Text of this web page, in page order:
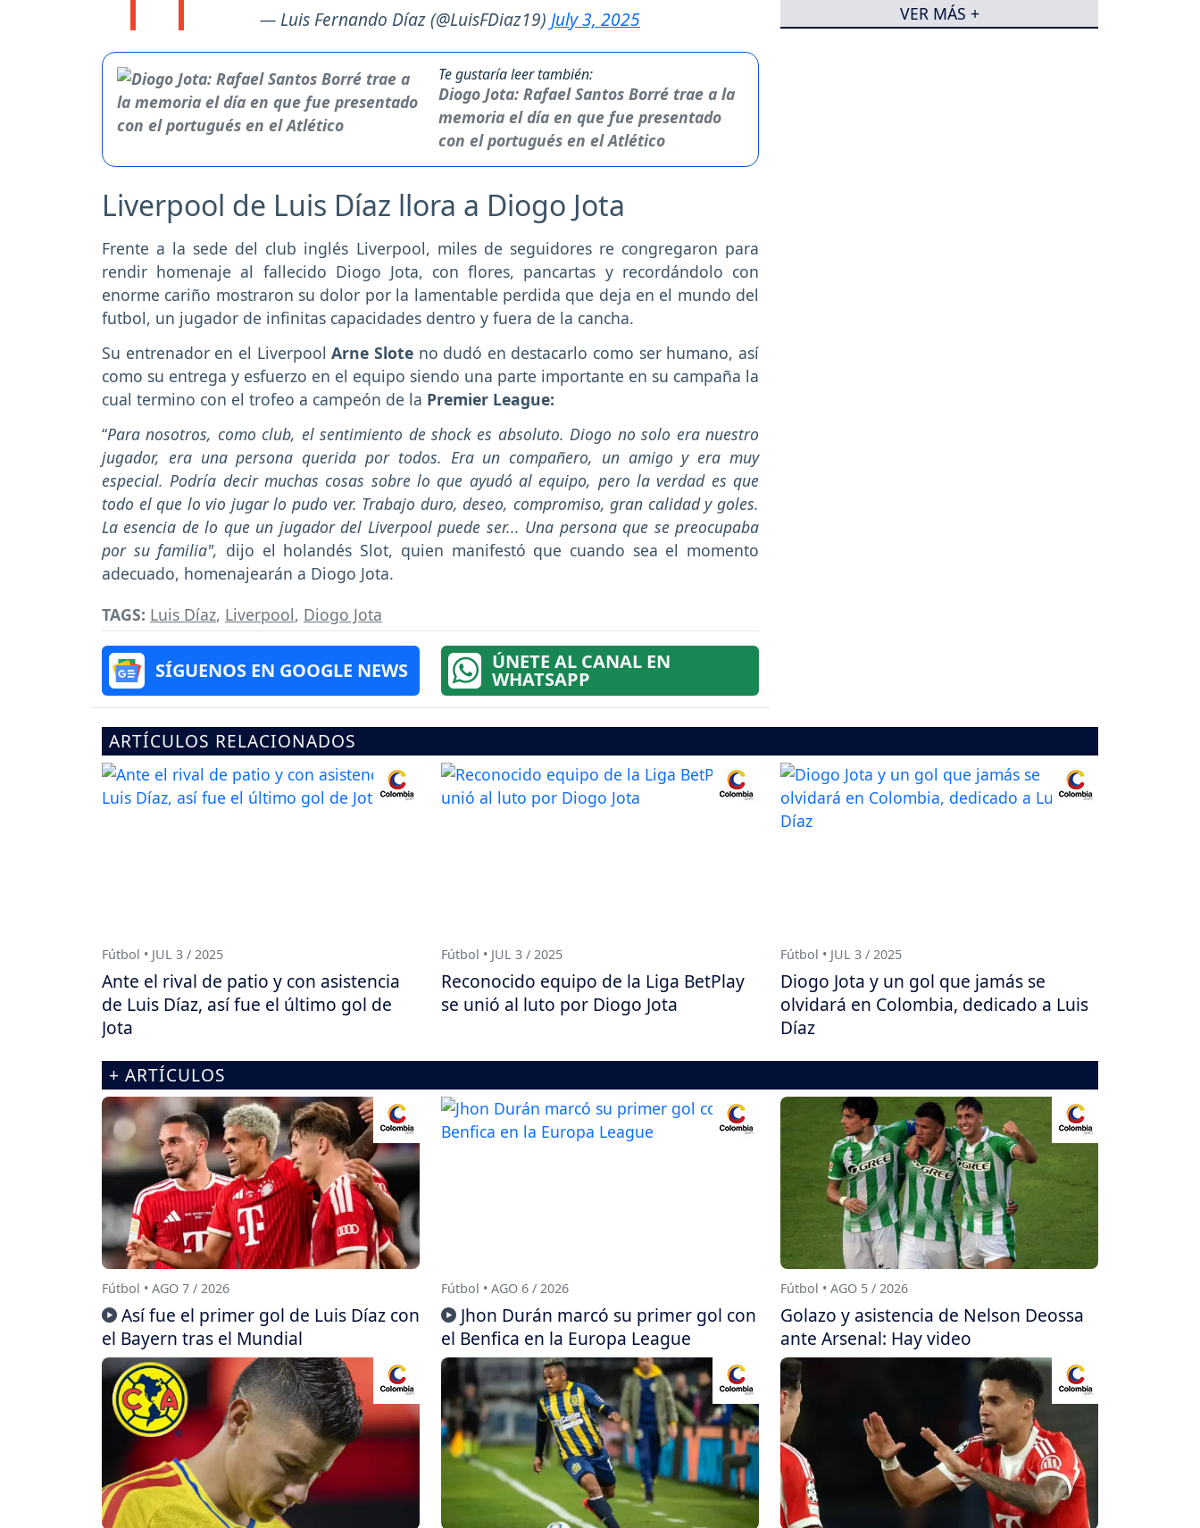
— Luis Fernando Díaz (@LuisFDiaz19) July 3, 2025
Te gustaría leer también:
Diogo Jota: Rafael Santos Borré trae a la
memoria el día en que fue presentado
con el portugués en el Atlético
Liverpool de Luis Díaz llora a Diogo Jota
Frente a la sede del club inglés Liverpool, miles de seguidores re congregaron para
rendir homenaje al fallecido Diogo Jota, con flores, pancartas y recordándolo con
enorme cariño mostraron su dolor por la lamentable perdida que deja en el mundo del
futbol, un jugador de infinitas capacidades dentro y fuera de la cancha.
Su entrenador en el LiverpoolArne Sloteno dudó en destacarlo como ser humano, así
como su entrega y esfuerzo en el equipo siendo una parte importante en su campaña la
cual termino con el trofeo a campeón de la Premier League:
“Para nosotros, como club, el sentimiento de shock es absoluto. Diogo no solo era nuestro
jugador, era una persona querida por todos. Era un compañero, un amigo y era muy
especial. Podría decir muchas cosas sobre lo que ayudó al equipo, pero la verdad es que
todo el que lo vio jugar lo pudo ver. Trabajo duro, deseo, compromiso, gran calidad y goles.
La esencia de lo que un jugador del Liverpool puede ser... Una persona que se preocupaba
por su familia", dijo el holandés Slot, quien manifestó que cuando sea el momento
adecuado, homenajearán a Diogo Jota.
TAGS: Luis Díaz, Liverpool, Diogo Jota
SÍGUENOS EN GOOGLE NEWS ÚNETE AL CANAL EN
WHATSAPP
VER MÁS +
ARTÍCULOS RELACIONADOS
Fútbol • JUL 3 / 2025
Ante el rival de patio y con asistencia
de Luis Díaz, así fue el último gol de
Jota
Fútbol • JUL 3 / 2025
Reconocido equipo de la Liga BetPlay
se unió al luto por Diogo Jota
Fútbol • JUL 3 / 2025
Diogo Jota y un gol que jamás se
olvidará en Colombia, dedicado a Luis
Díaz
+ ARTÍCULOS
Fútbol • AGO 7 / 2026
Así fue el primer gol de Luis Díaz con
el Bayern tras el Mundial
Fútbol • AGO 6 / 2026
Jhon Durán marcó su primer gol con
el Benfica en la Europa League
Fútbol • AGO 5 / 2026
Golazo y asistencia de Nelson Deossa
ante Arsenal: Hay video